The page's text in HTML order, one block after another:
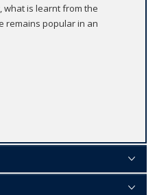
what is learnt from the
remains popular in an